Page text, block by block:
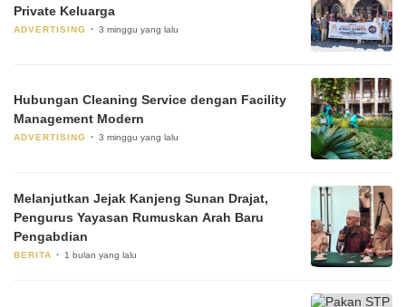
Private Keluarga
ADVERTISING 3 minggu yang lalu
Hubungan Cleaning Service dengan Facility
Management Modern
ADVERTISING 3 minggu yang lalu
Melanjutkan Jejak Kanjeng Sunan Drajat,
Pengurus Yayasan Rumuskan Arah Baru
Pengabdian
BERITA 1 bulan yang lalu